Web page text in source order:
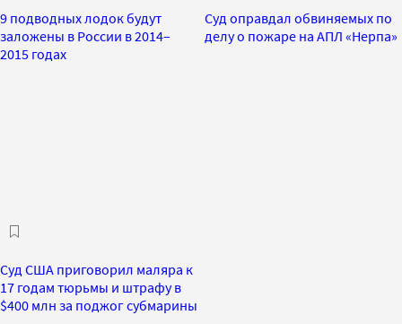
9 подводных лодок будут
заложены в России в 2014–
2015 годах
Суд оправдал обвиняемых по
делу о пожаре на АПЛ «Нерпа»
Суд США приговорил маляра к
17 годам тюрьмы и штрафу в
$400 млн за поджог субмарины